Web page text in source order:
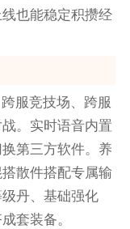
也能稳定积攒经
服竞技场、跨服
。实时语音内置
第三方软件。养
散件搭配专属输
丹、基础强化
套装备。